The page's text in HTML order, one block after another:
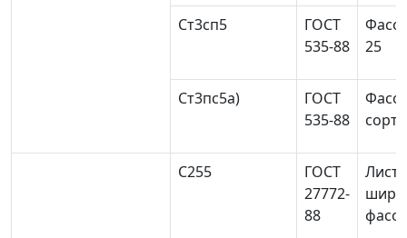
Ст3сп5
ГОСТ
535-88
25
Ст3пс5а)
ГОСТ
535-88
С255
ГОСТ
27772-
88